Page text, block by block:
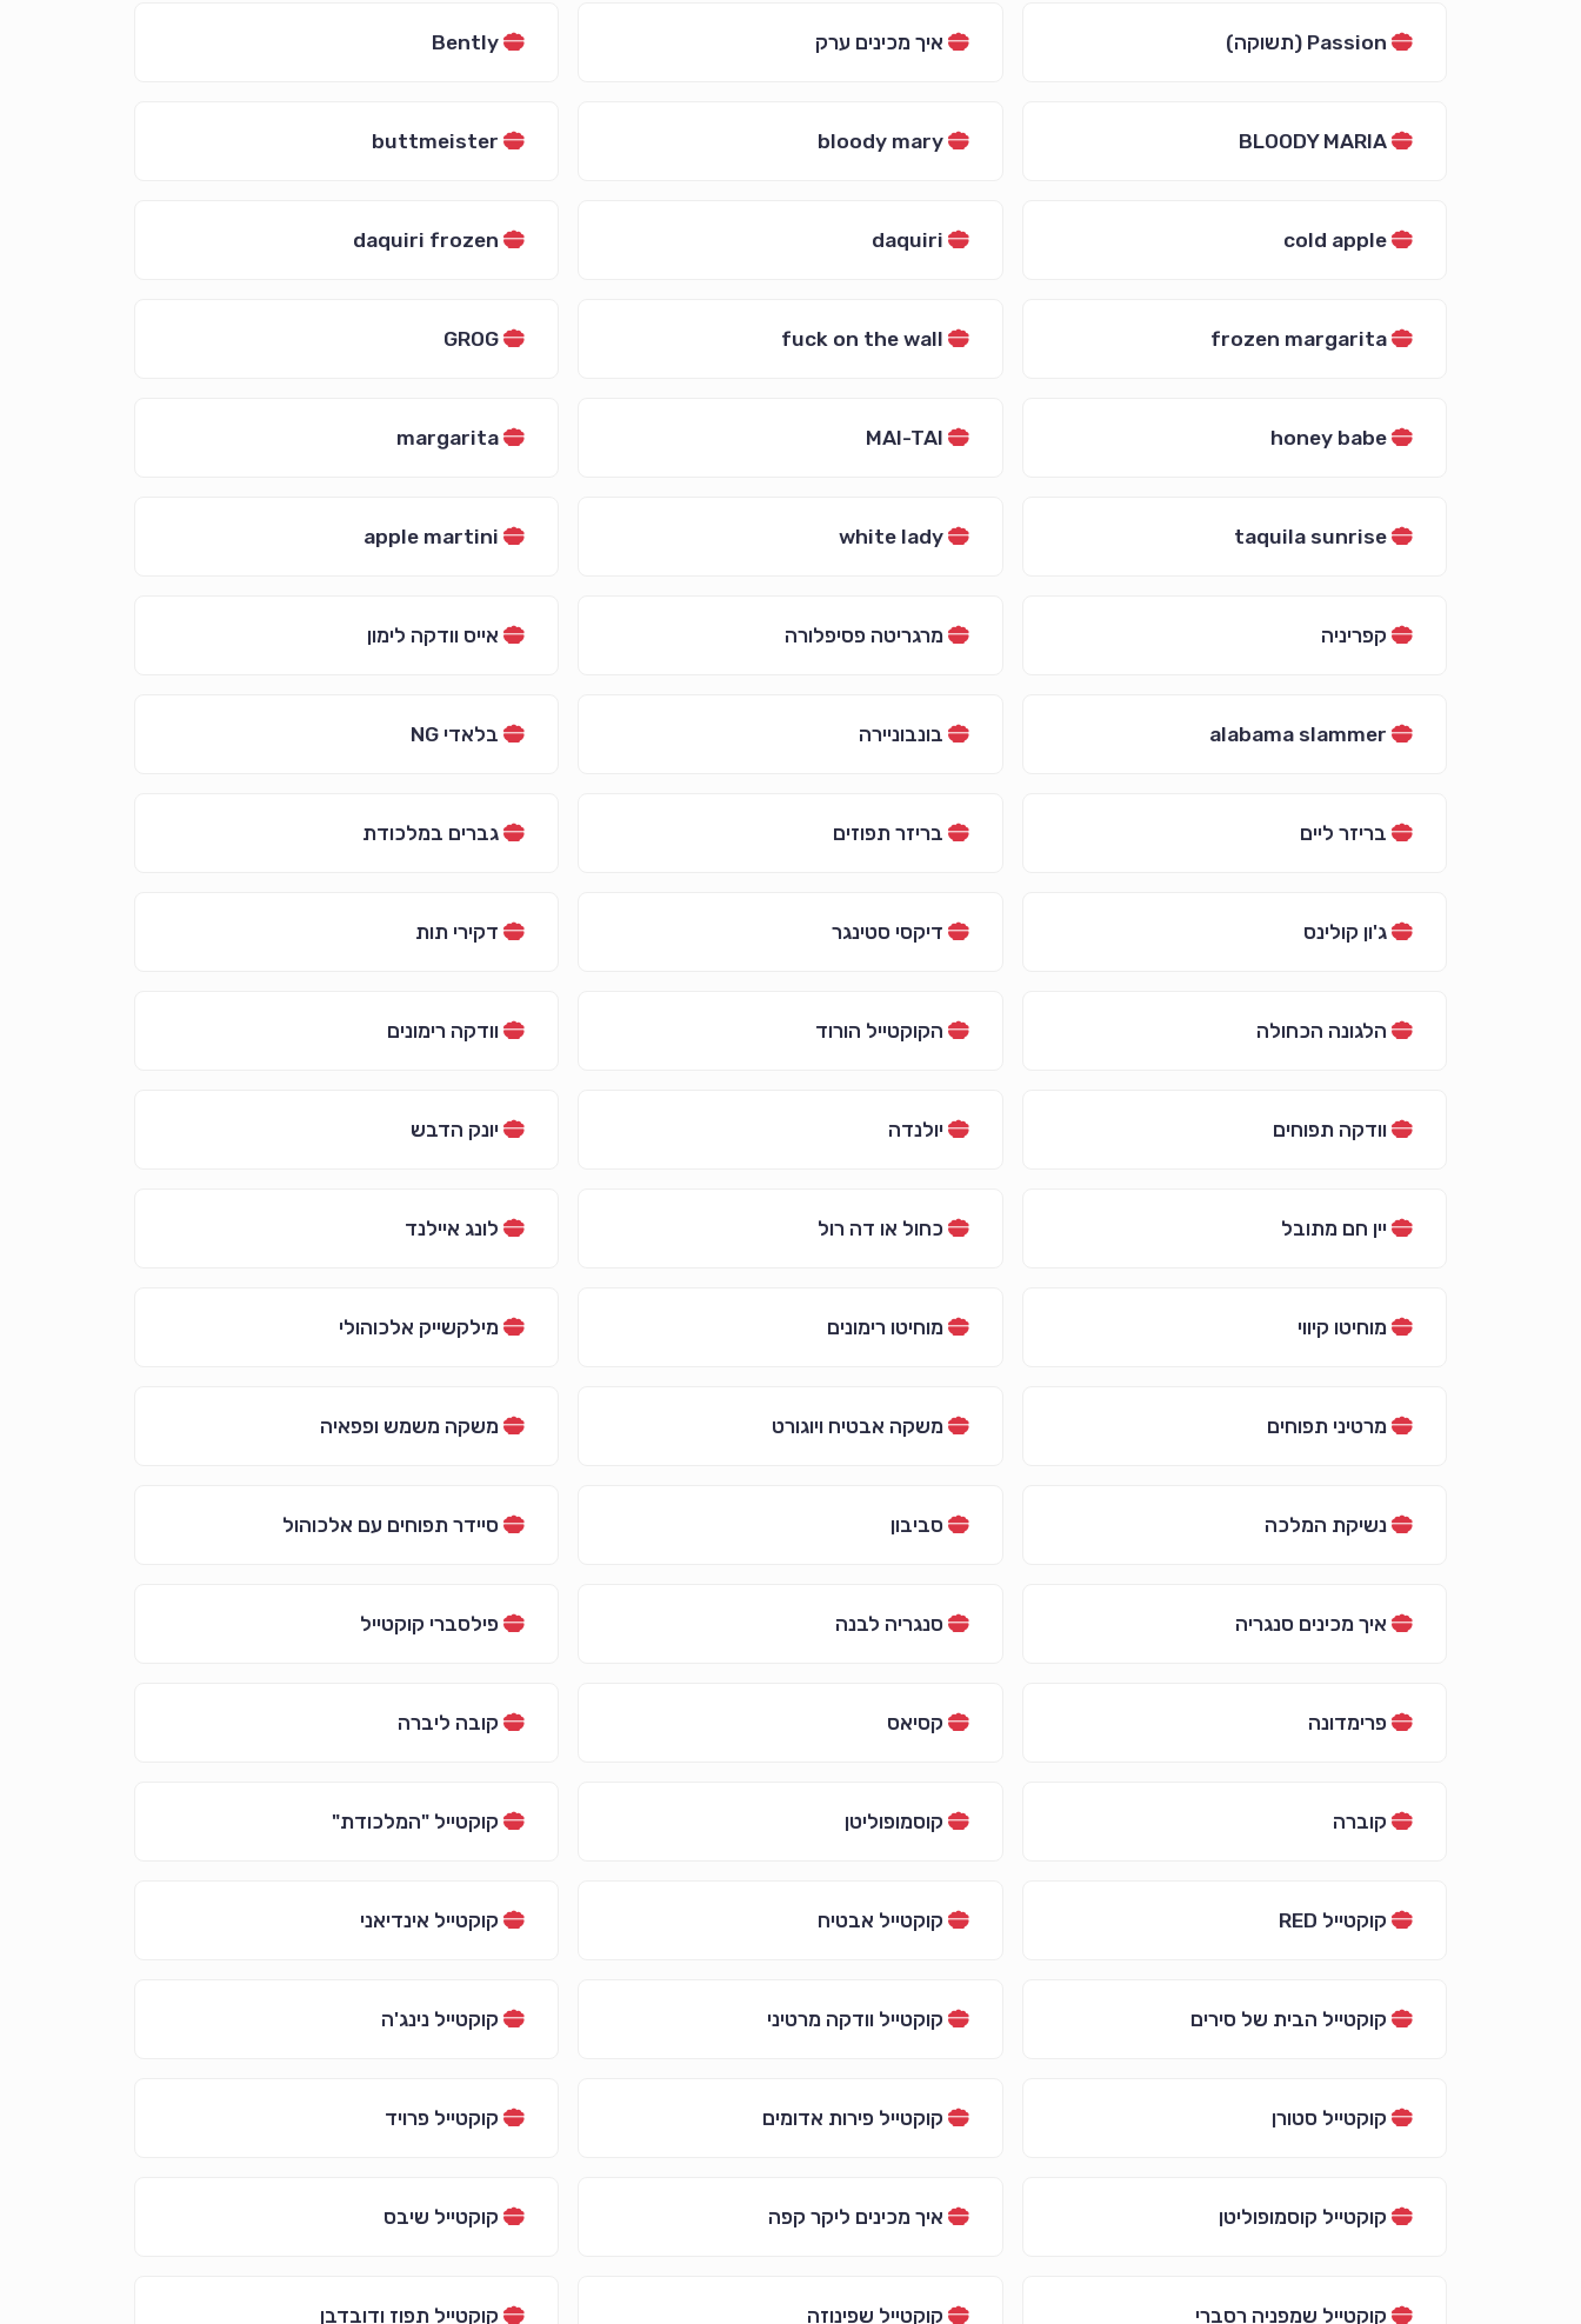
איך מכינים ערק Bently
bloody mary
buttmeister
daquiri frozen
GROG
margarita
white lady
apple martini
קפריניה מרגריטה פסיפלורה אייס וודקה לימון
בונבוניירה בלאדי NG
בריזר ליים בריזר תפוזים גברים במלכודת
ג'ון קולינס דיקסי סטינגר דקירי תות
הלגונה הכחולה הקוקטייל הורוד וודקה רימונים
וודקה תפוחים יולנדה יונק הדבש
יין חם מתובל כחול או דה רול לונג איילנד
מוחיטו קיווי מוחיטו רימונים מילקשייק אלכוהולי
מרטיני תפוחים משקה אבטיח ויוגורט משקה משמש ופפאיה
נשיקת המלכה סביבון סיידר תפוחים עם אלכוהול
איך מכינים סנגריה סנגריה לבנה פילסברי קוקטייל
פרימדונה קסיאס קובה ליברה
קוברה קוסמופוליטן קוקטייל "המלכודת"
קוקטייל RED קוקטייל אבטיח קוקטייל אינדיאני
קוקטייל הבית של סירים קוקטייל וודקה מרטיני קוקטייל נינג'ה
קוקטייל סטורן קוקטייל פירות אדומים קוקטייל פרויד
קוקטייל קוסמופוליטן איך מכינים ליקר קפה קוקטייל שיבס
קוקטייל שמפניה רסברי קוקטייל שפינוזה קוקטייל תפוז ודובדבן